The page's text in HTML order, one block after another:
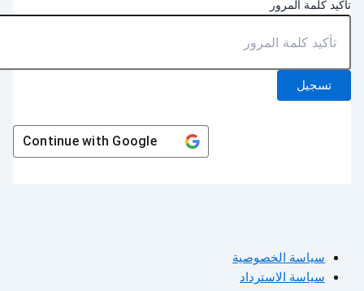
كلمة المرور
تسجيل
Continue withGoogle
سياسة الخصوصية
سياسة الاسترداد